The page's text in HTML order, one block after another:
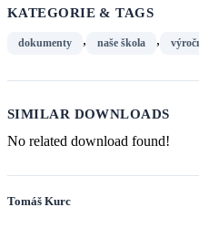
KATEGORIE & TAGS
dokumenty , naše škola ,
SIMILAR DOWNLOADS
No related download found!
Tomáš Kurc